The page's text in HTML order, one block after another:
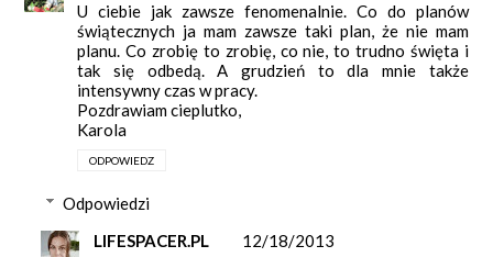
U ciebie jak zawsze fenomenalnie. Co do planów
świątecznych ja mam zawsze taki plan, że nie mam
planu. Co zrobię to zrobię, co nie, to trudno święta i
tak się odbedą. A grudzień to dla mnie także
intensywny czas w pracy.
Pozdrawiam cieplutko,
Karola
ODPOWIEDZ
Odpowiedzi
LIFESPACER.PL
12/18/2013